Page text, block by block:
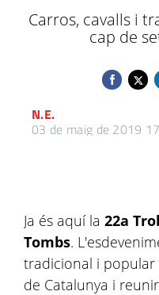
Carros, cavalls i
cap de
N.E.
03 de maig de 2019
Ja és aquí la 22a
Tombs.
tradicional i
de Catalunya i